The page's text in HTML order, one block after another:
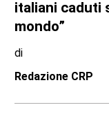
italiani caduti
mondo”
di
Redazione CRP